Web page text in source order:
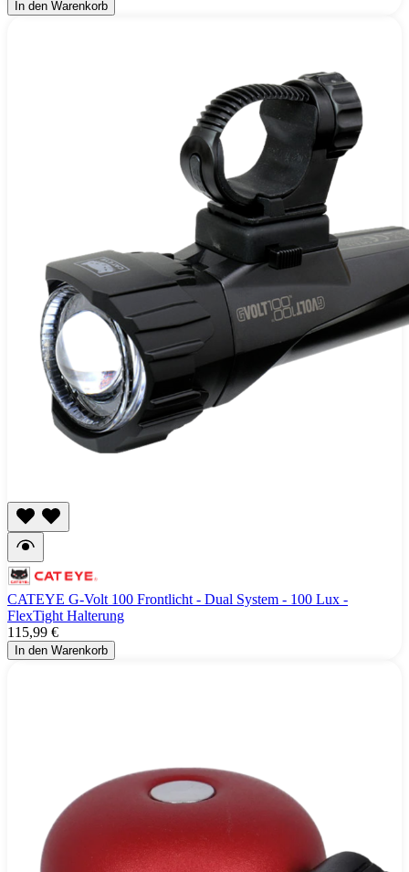
In den Warenkorb
CATEYE G-Volt 100 Frontlicht - Dual System - 100 Lux -
FlexTight Halterung
115,99 €
In den Warenkorb